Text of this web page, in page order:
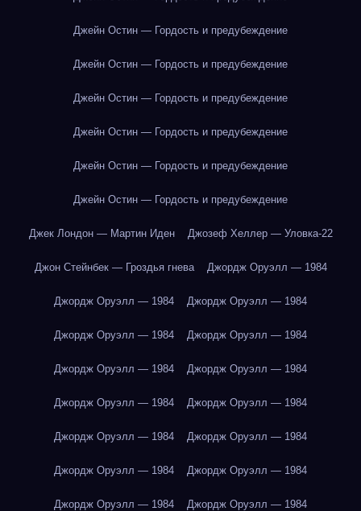
Джейн Остин — Гордость и предубеждение
Джейн Остин — Гордость и предубеждение
Джейн Остин — Гордость и предубеждение
Джейн Остин — Гордость и предубеждение
Джейн Остин — Гордость и предубеждение
Джейн Остин — Гордость и предубеждение
Джек Лондон — Мартин Иден Джозеф Хеллер — Уловка-22
Джон Стейнбек — Гроздья гнева Джордж Оруэлл — 1984
Джордж Оруэлл — 1984 Джордж Оруэлл — 1984
Джордж Оруэлл — 1984 Джордж Оруэлл — 1984
Джордж Оруэлл — 1984 Джордж Оруэлл — 1984
Джордж Оруэлл — 1984 Джордж Оруэлл — 1984
Джордж Оруэлл — 1984 Джордж Оруэлл — 1984
Джордж Оруэлл — 1984 Джордж Оруэлл — 1984
Джордж Оруэлл — 1984 Джордж Оруэлл — 1984